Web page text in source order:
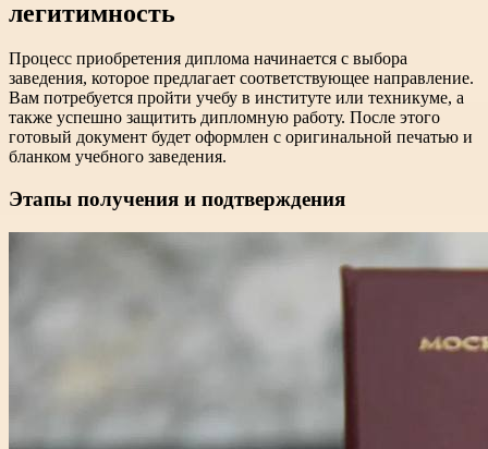
легитимность
Процесс приобретения диплома начинается с выбора
заведения, которое предлагает соответствующее направление.
Вам потребуется пройти учебу в институте или техникуме, а
также успешно защитить дипломную работу. После этого
готовый документ будет оформлен с оригинальной печатью и
бланком учебного заведения.
Этапы получения и подтверждения